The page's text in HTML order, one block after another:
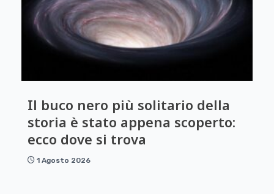
Il buco nero più solitario della
storia è stato appena scoperto:
ecco dove si trova
1 Agosto 2026